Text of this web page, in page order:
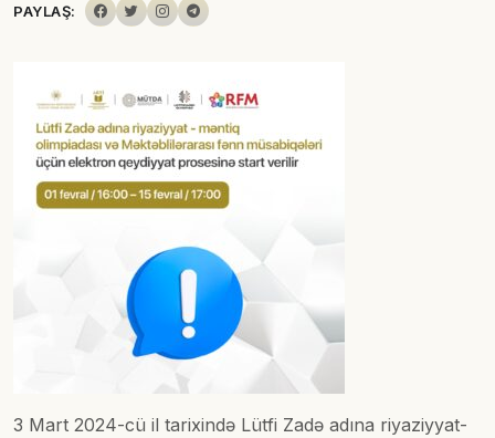
PAYLAŞ:
3 Mart 2024-cü il tarixində Lütfi Zadə adına riyaziyyat-